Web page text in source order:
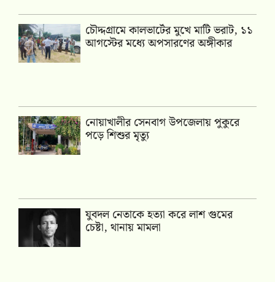
চৌদ্দগ্রামে কালভার্টের মুখে মাটি ভরাট, ১১
আগস্টের মধ্যে অপসারণের অঙ্গীকার
নোয়াখালীর সেনবাগ উপজেলায় পুকুরে
পড়ে শিশুর মৃত্যু
যুবদল নেতাকে হত্যা করে লাশ গুমের
চেষ্টা, থানায় মামলা